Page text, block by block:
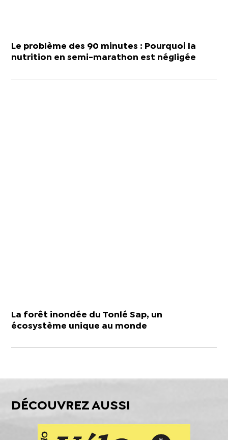
Le problème des 90 minutes : Pourquoi la
nutrition en semi-marathon est négligée
La forêt inondée du Tonlé Sap, un
écosystème unique au monde
DÉCOUVREZ AUSSI